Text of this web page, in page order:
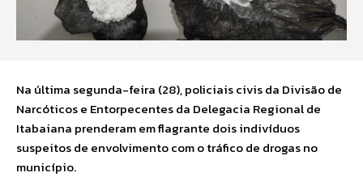
Na última segunda-feira (28), policiais civis da Divisão de
Narcóticos e Entorpecentes da Delegacia Regional de
Itabaiana prenderam em flagrante dois indivíduos
suspeitos de envolvimento com o tráfico de drogas no
município.